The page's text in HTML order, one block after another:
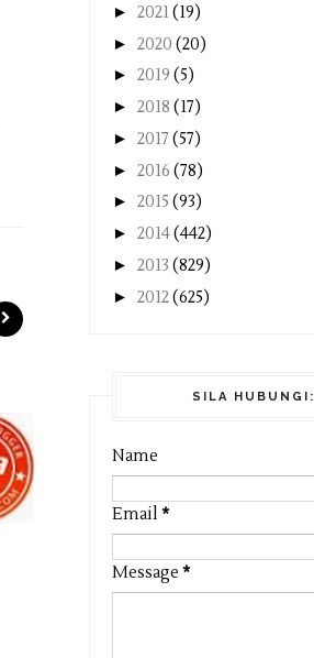
► 2021(19)
► 2020 (20)
► 2019 (5)
► 2018 (17)
► 2017 (57)
► 2016 (78)
► 2015 (93)
► 2014(442)
► 2013 (829)
► 2012(625)
SILA HUBUNGI:
Name
Email *
Message *